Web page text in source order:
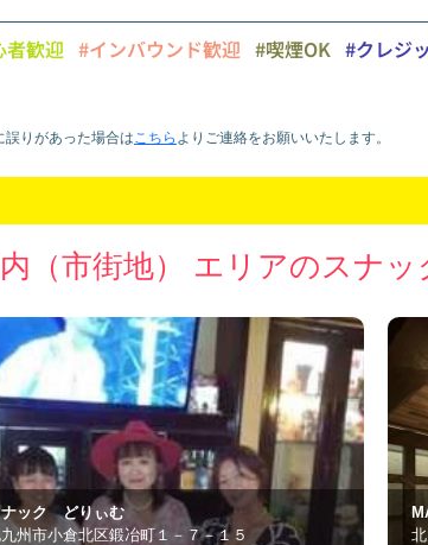
者歓迎 #インバウンド歓迎 #喫煙OK #クレジ
誤りがあった場合はこちら より ご連絡をお願いいたします。
（市街地） エリアのスナッ
州市小倉北区堺町1丁目5-16